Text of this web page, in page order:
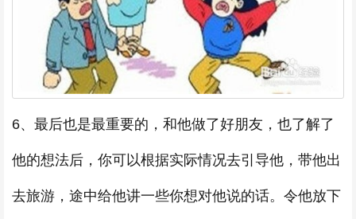
6、最后也是最重要的，和他做了好朋友，也了解了
他的想法后，你可以根据实际情况去引导他，带他出
去旅游，途中给他讲一些你想对他说的话。令他放下